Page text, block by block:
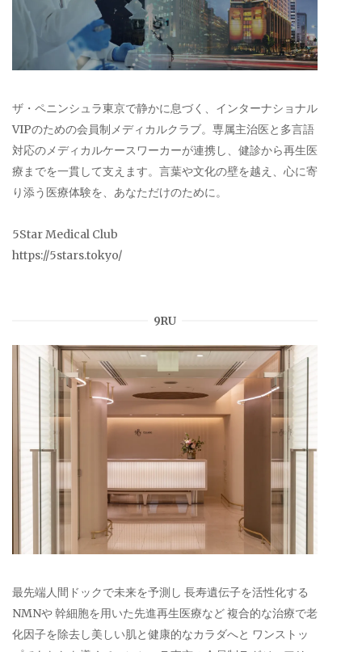
ザ・ペニンシュラ東京で静かに息づく、インターナショナル
VIPのための会員制メディカルクラブ。専属主治医と多言語
対応のメディカルケースワーカーが連携し、健診から再生医
療までを一貫して支えます。言葉や文化の壁を越え、心に寄
り添う医療体験を、あなただけのために。
5Star Medical Club
https://5stars.tokyo/
9RU
最先端人間ドックで未来を予測し 長寿遺伝子を活性化する
NMNや 幹細胞を用いた先進再生医療など 複合的な治療で老
化因子を除去し美しい肌と健康的なカラダへと ワンストッ